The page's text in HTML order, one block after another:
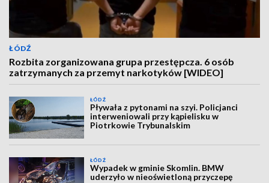
ŁÓDŹ
Rozbita zorganizowana grupa przestępcza. 6 osób
zatrzymanych za przemyt narkotyków [WIDEO]
ŁÓDŹ
Pływała z pytonami na szyi. Policjanci
interweniowali przy kąpielisku w
Piotrkowie Trybunalskim
ŁÓDŹ
Wypadek w gminie Skomlin. BMW
uderzyło w nieoświetloną przyczepę